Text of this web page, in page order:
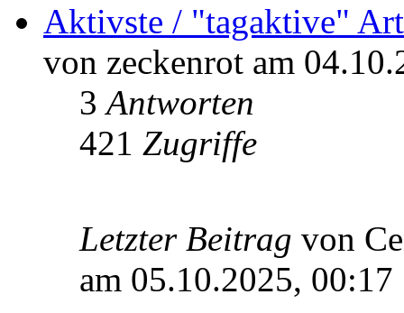
Aktivste / "tagaktive"
von zeckenrot am
3Antworten
421 Zugriffe
Letzter Beitrag von
am 05.10.2025, 00:17